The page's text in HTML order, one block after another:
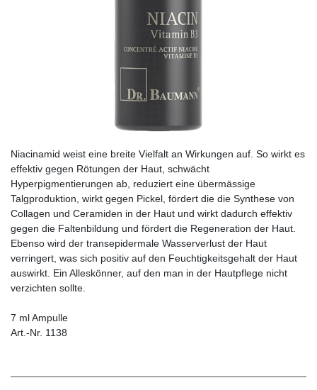
Niacinamid weist eine breite Vielfalt an Wirkungen auf. So wirkt es
effektiv gegen Rötungen der Haut, schwächt
Hyperpigmentierungen ab, reduziert eine übermässige
Talgproduktion, wirkt gegen Pickel, fördert die die Synthese von
Collagen und Ceramiden in der Haut und wirkt dadurch effektiv
gegen die Faltenbildung und fördert die Regeneration der Haut.
Ebenso wird der transepidermale Wasserverlust der Haut
verringert, was sich positiv auf den Feuchtigkeitsgehalt der Haut
auswirkt. Ein Alleskönner, auf den man in der Hautpflege nicht
verzichten sollte.
7 ml Ampulle
Art.-Nr. 1138